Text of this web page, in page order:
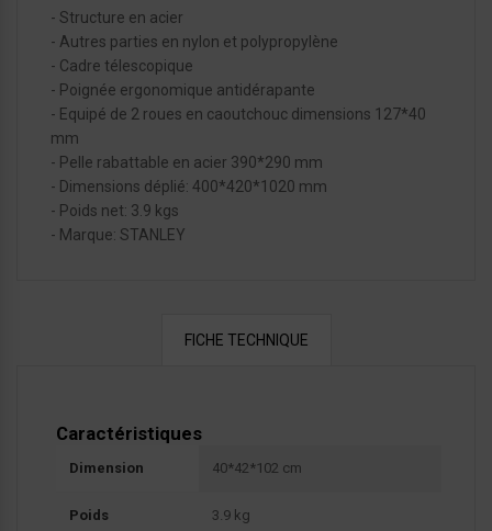
- Structure en acier
- Autres parties en nylon et polypropylène
- Cadre télescopique
- Poignée ergonomique antidérapante
- Equipé de 2 roues en caoutchouc dimensions 127*40
mm
- Pelle rabattable en acier 390*290 mm
- Dimensions déplié: 400*420*1020 mm
- Poids net: 3.9 kgs
- Marque: STANLEY
FICHE TECHNIQUE
Caractéristiques
Dimension 40*42*102 cm
Poids 3.9 kg